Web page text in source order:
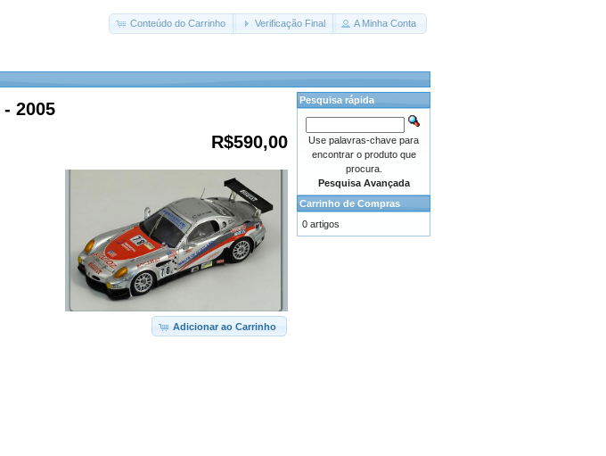
Conteúdo do Carrinho Verificação Final A Minha Conta
R$590,00
2005
Adicionar ao Carrinho
Pesquisa rápida
Use palavras-chave para
encontrar o produto que
procura.
Pesquisa Avançada
Carrinho de Compras
0 artigos